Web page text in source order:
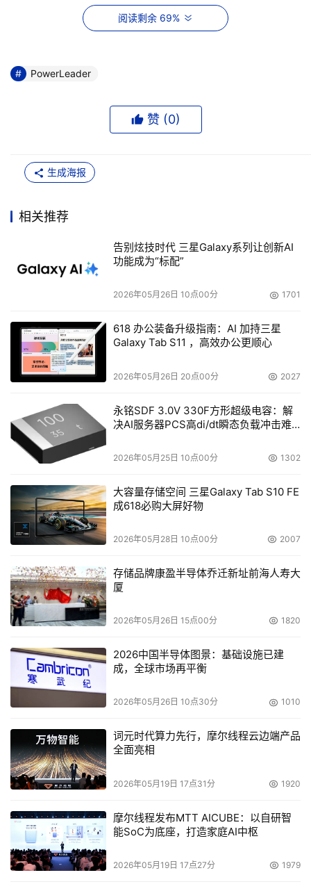
扩展，无需当机。
主要特性：
Intel i80303 64Bit RISC I/O处理器
Ultra 160 SCSI或可以升级为2Gb／s光纤主机接口
4个热插拔冗余涡轮散热风扇
2个300W冗余热插拔电源
采用完全后背板、内部无线缆设计
支持硬盘在线热备份和在线数据重建
支持多组RAID主机连接
支持集群技术的双主机通道
工业标准2U高度机架式机箱机构
支持所有的主流操作系统
标记命令队列支持255个命令，允许并行数据流
支持在线扩容
内建串行接口用于远程报警
实时硬盘状态指示
支持基于Java技术WEB图形界面的用户管理
支持最新SAF-TE规范标准，实时监控系统关键部件
GS-610技术规格：
阅读剩余 69%
PowerLeader
赞 (0)
生成海报
相关推荐
告别炫技时代 三星Galaxy系列让创新AI
功能成为“标配”
2026年05月26日 10点00分 1701
618 办公装备升级指南：AI 加持三星
Galaxy Tab S11 ，高效办公更顺心
2026年05月26日 20点00分 2027
永铭SDF 3.0V 330F方形超级电容：解
决AI服务器PCS高di/dt瞬态负载冲击难
2026年05月25日 10点00分 1302
大容量存储空间 三星Galaxy Tab S10 FE
成618必购大屏好物
2026年05月28日 10点00分 2007
存储品牌康盈半导体乔迁新址前海人寿大
厦
2026年05月26日 15点00分 1820
2026中国半导体图景：基础设施已建
成，全球市场再平衡
2026年05月26日 10点30分 1010
词元时代算力先行，摩尔线程云边端产品
全面亮相
2026年05月19日 17点31分 1920
摩尔线程发布MTT AICUBE：以自研智
能SoC为底座，打造家庭AI中枢
2026年05月19日 17点27分 1979